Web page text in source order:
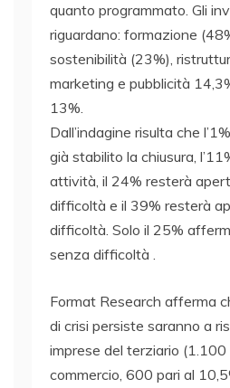
quanto programmato. Gli
riguardano: formazione
sostenibilità (23%),
marketing e pubblicità
13%.
Dall’indagine risulta che
già stabilito la chiusura,
attività, il 24% resterà
difficoltà e il 39% resterà
difficoltà. Solo il 25%
senza difficoltà .
Format Research afferma
di crisi persiste saranno a
imprese del terziario (1.100
commercio, 600 pari al